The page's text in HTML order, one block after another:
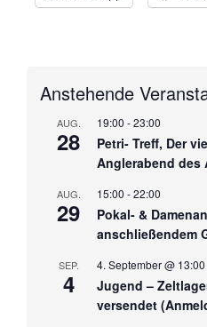
Anstehende
AUG.
28
19:00 -23:00
Petri- Treff, Der
Anglerabend des
AUG.
29
15:00 -22:00
Pokal- &
anschließendem
SEP.
4
4. September @ 13:00
Jugend –
versendet